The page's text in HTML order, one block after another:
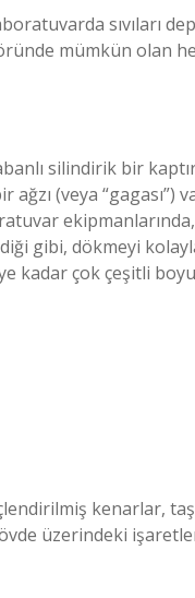
sıvıları
mümkün olan
silindirik bir
(veya “gagası”)
gibi, dökmeyi
kadar çok çeşitli
kenarlar,
üzerindeki